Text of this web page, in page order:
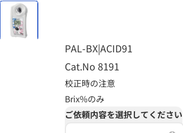
PAL-BX|ACID91
Cat.No 8191
校正時の注意
Brix%のみ
ご依頼内容を選択してください